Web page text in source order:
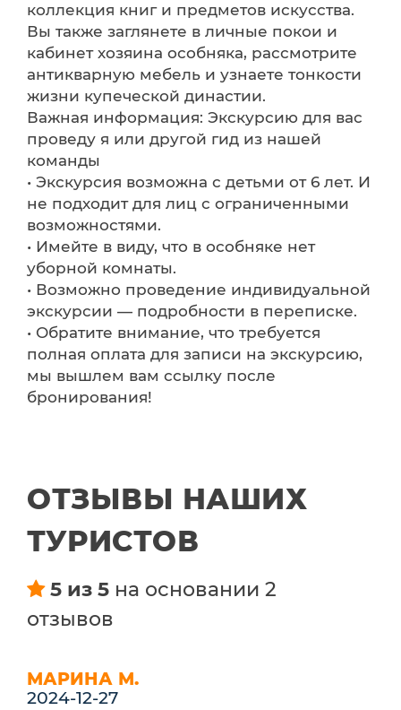
коллекция книг и предметов искусства.
Вы также заглянете в личные покои и
кабинет хозяина особняка, рассмотрите
антикварную мебель и узнаете тонкости
жизни купеческой династии.
Важная информация: Экскурсию для вас
проведу я или другой гид из нашей
команды
• Экскурсия возможна с детьми от 6 лет. И
не подходит для лиц с ограниченными
возможностями.
• Имейте в виду, что в особняке нет
уборной комнаты.
• Возможно проведение индивидуальной
экскурсии — подробности в переписке.
• Обратите внимание, что требуется
полная оплата для записи на экскурсию,
мы вышлем вам ссылку после
бронирования!
ОТЗЫВЫ НАШИХ
ТУРИСТОВ
5 из 5 на основании 2
отзывов
МАРИНА М.
2024-12-27